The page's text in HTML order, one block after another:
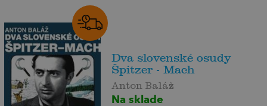
Dva slovenské osudy
Špitzer - Mach
Anton Baláž
Na sklade